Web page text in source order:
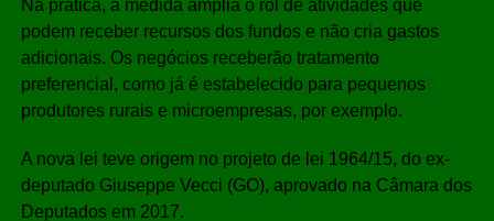
Na prática, a medida amplia o rol de atividades que
podem receber recursos dos fundos e não cria gastos
adicionais. Os negócios receberão tratamento
preferencial, como já é estabelecido para pequenos
produtores rurais e microempresas, por exemplo.
A nova lei teve origem no projeto de lei 1964/15, do ex-
deputado Giuseppe Vecci (GO), aprovado na Câmara dos
Deputados em 2017.